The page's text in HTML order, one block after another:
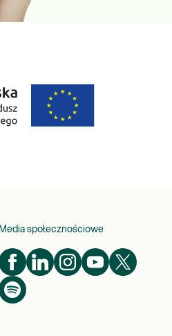
Media społecznościowe